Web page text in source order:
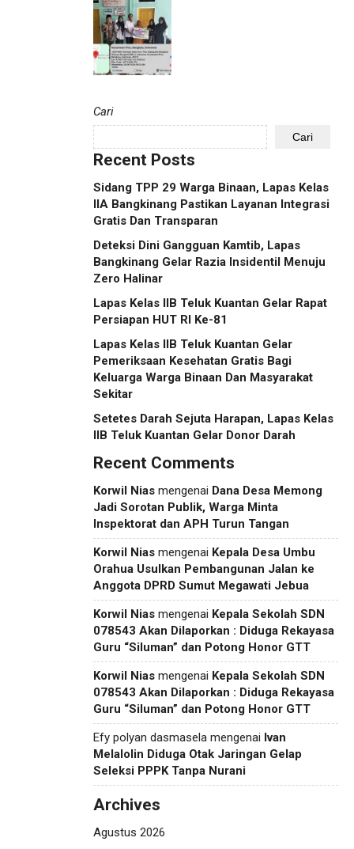
Cari
Cari
Recent Posts
Sidang TPP 29 Warga Binaan, Lapas Kelas
IIA Bangkinang Pastikan Layanan Integrasi
Gratis Dan Transparan
Deteksi Dini Gangguan Kamtib, Lapas
Bangkinang Gelar Razia Insidentil Menuju
Zero Halinar
Lapas Kelas IIB Teluk Kuantan Gelar Rapat
Persiapan HUT RI Ke-81
Lapas Kelas IIB Teluk Kuantan Gelar
Pemeriksaan Kesehatan Gratis Bagi
Keluarga Warga Binaan Dan Masyarakat
Sekitar
Setetes Darah Sejuta Harapan, Lapas Kelas
IIB Teluk Kuantan Gelar Donor Darah
Recent Comments
Korwil Nias mengenai Dana Desa Memong
Jadi Sorotan Publik, Warga Minta
Inspektorat dan APH Turun Tangan
Korwil Nias mengenai Kepala Desa Umbu
Orahua Usulkan Pembangunan Jalan ke
Anggota DPRD Sumut Megawati Jebua
Korwil Nias mengenai Kepala Sekolah SDN
078543 Akan Dilaporkan : Diduga Rekayasa
Guru “Siluman” dan Potong Honor GTT
Korwil Nias mengenai Kepala Sekolah SDN
078543 Akan Dilaporkan : Diduga Rekayasa
Guru “Siluman” dan Potong Honor GTT
Efy polyan dasmasela mengenai Ivan
Melalolin Diduga Otak Jaringan Gelap
Seleksi PPPK Tanpa Nurani
Archives
Agustus 2026